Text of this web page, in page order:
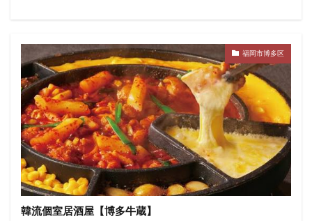
福岡市博多区
韓流個室居酒屋【博多牛蔵】